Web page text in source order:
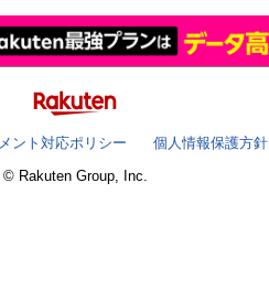
ント対応ポリシー
個人情報保護方針
© Rakuten Group, Inc.